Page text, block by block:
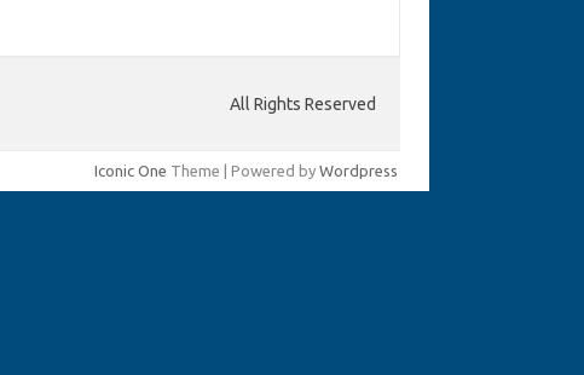
All Rights Reserved
Iconic One Theme | Powered by Wordpress